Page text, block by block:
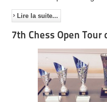
Lire la suite...
7th Chess Open Tour